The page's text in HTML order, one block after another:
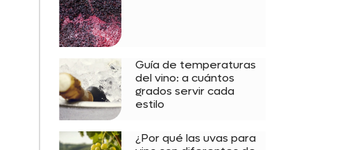
Guía de temperaturas
del vino: a cuántos
grados servir cada
estilo
¿Por qué las uvas para